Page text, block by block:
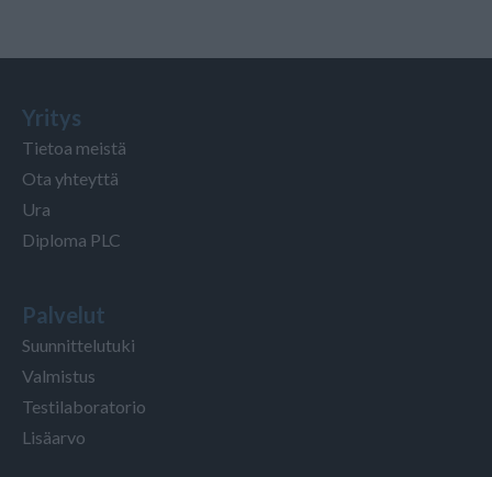
Yritys
Tietoa meistä
Ota yhteyttä
Ura
Diploma PLC
Palvelut
Suunnittelutuki
Valmistus
Testilaboratorio
Lisäarvo